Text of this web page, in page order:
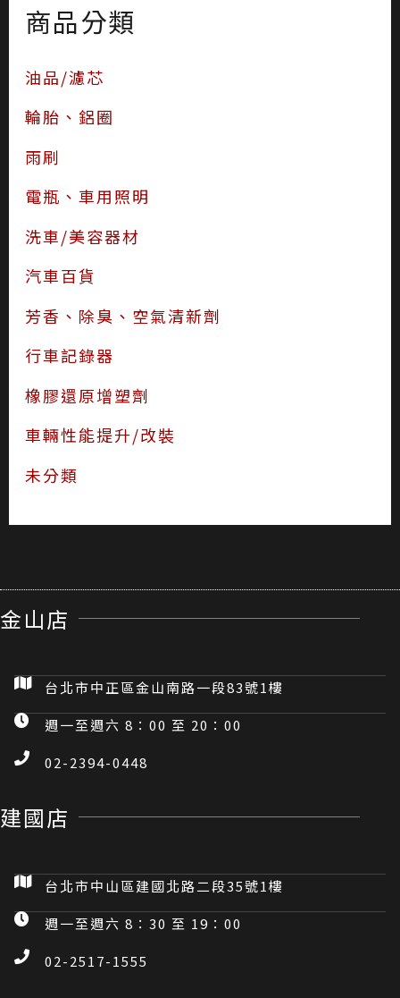
商品分類
油品/濾芯
輪胎、鋁圈
雨刷
電瓶、車用照明
洗車/美容器材
汽車百貨
芳香、除臭、空氣清新劑
行車記錄器
橡膠還原增塑劑
車輛性能提升/改裝
未分類
金山店
台北市中正區金山南路一段83號1樓
週一至週六 8：00 至 20：00
02-2394-0448
建國店
台北市中山區建國北路二段35號1樓
週一至週六 8：30 至 19：00
02-2517-1555